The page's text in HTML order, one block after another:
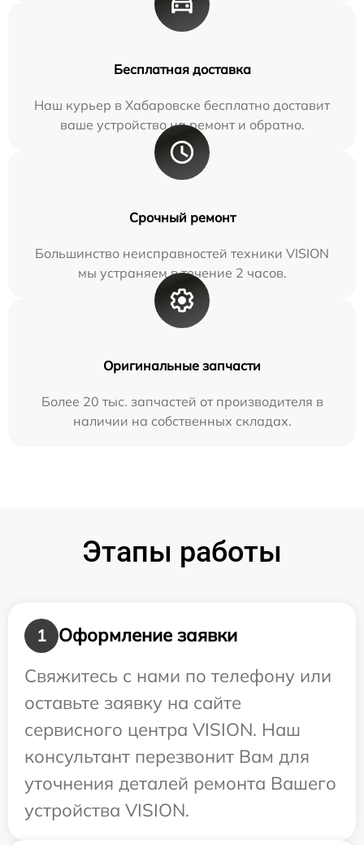
Бесплатная доставка
Наш курьер в Хабаровске бесплатно доставит
ваше устройство на ремонт и обратно.
Срочный ремонт
Большинство неисправностей техники VISION
мы устраняем в течение 2 часов.
Оригинальные запчасти
Более 20 тыс. запчастей от производителя в
наличии на собственных складах.
Этапы работы
1
Оформление заявки
Свяжитесь с нами по телефону или
оставьте заявку на сайте
сервисного центра VISION. Наш
консультант перезвонит Вам для
уточнения деталей ремонта Вашего
устройства VISION.